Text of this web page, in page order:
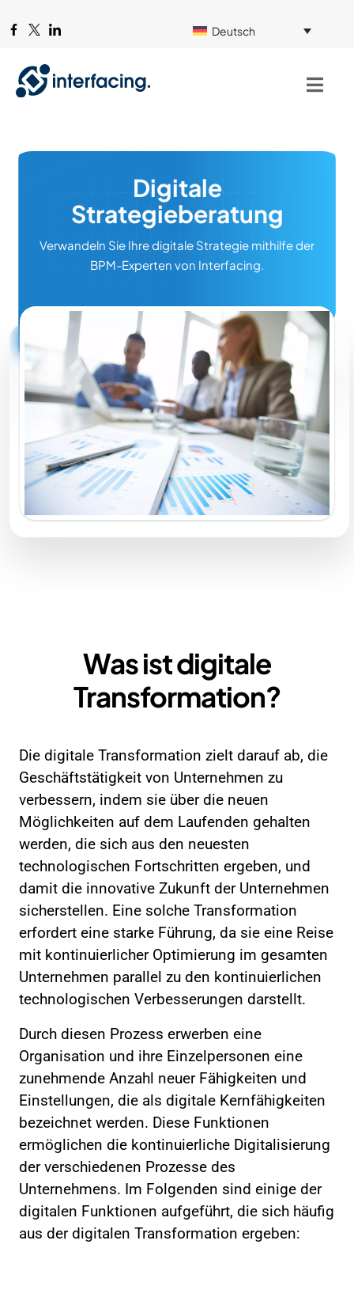
Deutsch
Digitale
Strategieberatung
Verwandeln Sie Ihre digitale Strategie mithilfe der
BPM-Experten von Interfacing.
Was istdigitale
Transformation?
Die digitale Transformation zielt darauf ab, die
Geschäftstätigkeit von Unternehmen zu
verbessern, indem sie über die neuen
Möglichkeiten auf dem Laufenden gehalten
werden, die sich aus den neuesten
technologischen Fortschritten ergeben, und
damit die innovative Zukunft der Unternehmen
sicherstellen. Eine solche Transformation
erfordert eine starke Führung, da sie eine Reise
mit kontinuierlicher Optimierung im gesamten
Unternehmen parallel zu den kontinuierlichen
technologischen Verbesserungen darstellt.
Durch diesen Prozess erwerben eine
Organisation und ihre Einzelpersonen eine
zunehmende Anzahl neuer Fähigkeiten und
Einstellungen, die als digitale Kernfähigkeiten
bezeichnet werden. Diese Funktionen
ermöglichen die kontinuierliche Digitalisierung
der verschiedenen Prozesse des
Unternehmens. Im Folgenden sind einige der
digitalen Funktionen aufgeführt, die sich häufig
aus der digitalen Transformation ergeben: